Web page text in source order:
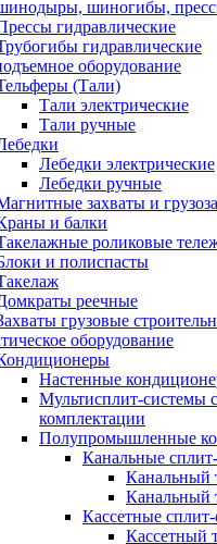
шиногибы,
гидравлические
гидравлические
оборудование
(Тали)
Тали электрические
Тали ручные
Лебедки электрические
Лебедки ручные
захваты и
и балки
роликовые
и полиспасты
реечные
грузовые
оборудование
Настенные
Мультисплит-системы
комплектации
Полупромышленные
Канальные
Канальный
Канальный
Кассетные
Кассетный